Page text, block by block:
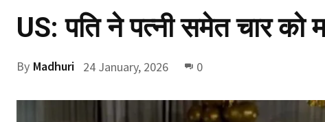
US: पति ने पत्नी समेत चार को
By Madhuri 24 January, 2026 0